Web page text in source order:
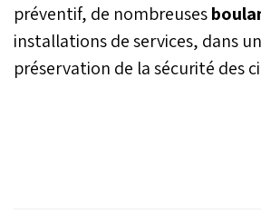
préventif, de nombreuses
installations de services, dans
préservation de la sécurité des